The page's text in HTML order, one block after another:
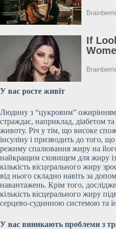
У вас росте живіт
Людину з “цукровим” ожирінням
страждає, наприклад, діабетом
животу. Річ у тім, що високе
інсуліну і призводить до того,
режиму спалювання жиру на
найкращим сховищем для жиру
кількість вісцерального жиру
від нього складно навіть за
навантажень. Крім того,
кількість вісцерального жиру
серцево-судинною системою та
У вас виникають проблеми з